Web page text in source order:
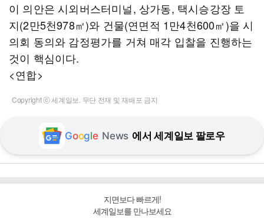
이 의안은 시외버스터미널, 상가동, 택시승강장 토
지(2만5천978㎡)와 건물(연면적 1만4천600㎡)을 시
의회 동의와 감정평가를 거쳐 매각 입찰을 진행하는
것이 핵심이다.
<연합>
Copyright ⓒ 세계일보. 무단 전재 및 재배포 금지
Google News 에서 세계일보 팔로우
지면보다 빠르게!
세계일보를 만나보세요